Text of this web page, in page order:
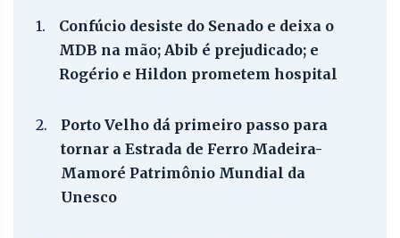
1.
Confúcio desiste do Senado e deixa o
MDB na mão; Abib é prejudicado; e
Rogério e Hildon prometem hospital
2.
Porto Velho dá primeiro passo para
tornar a Estrada de Ferro Madeira-
Mamoré Patrimônio Mundial da
Unesco